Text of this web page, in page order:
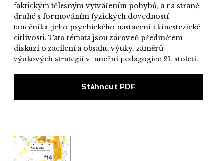
faktickým tělesným vytvářením pohybů, a na straně
druhé s formováním fyzických dovedností
tanečníka, jeho psychického nastavení i kinestezické
citlivosti. Tato témata jsou zároveň předmětem
diskuzí o zacílení a obsahu výuky, záměrů
výukových strategií v taneční pedagogice 21. století.
Stáhnout PDF